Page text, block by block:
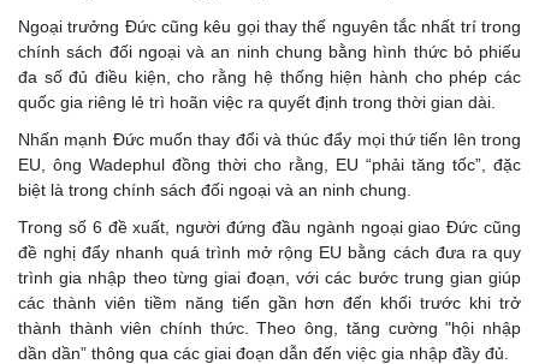
Ngoại trưởng Đức cũng kêu gọi thay thế nguyên tắc nhất trí trong
chính sách đối ngoại và an ninh chung bằng hình thức bỏ phiếu
đa số đủ điều kiện, cho rằng hệ thống hiện hành cho phép các
quốc gia riêng lẻ trì hoãn việc ra quyết định trong thời gian dài.
Nhấn mạnh Đức muốn thay đổi và thúc đẩy mọi thứ tiến lên trong
EU, ông Wadephul đồng thời cho rằng, EU “phải tăng tốc”, đặc
biệt là trong chính sách đối ngoại và an ninh chung.
Trong số 6 đề xuất, người đứng đầu ngành ngoại giao Đức cũng
đề nghị đẩy nhanh quá trình mở rộng EU bằng cách đưa ra quy
trình gia nhập theo từng giai đoạn, với các bước trung gian giúp
các thành viên tiềm năng tiến gần hơn đến khối trước khi trở
thành thành viên chính thức. Theo ông, tăng cường "hội nhập
dần dần” thông qua các giai đoạn dẫn đến việc gia nhập đầy đủ.